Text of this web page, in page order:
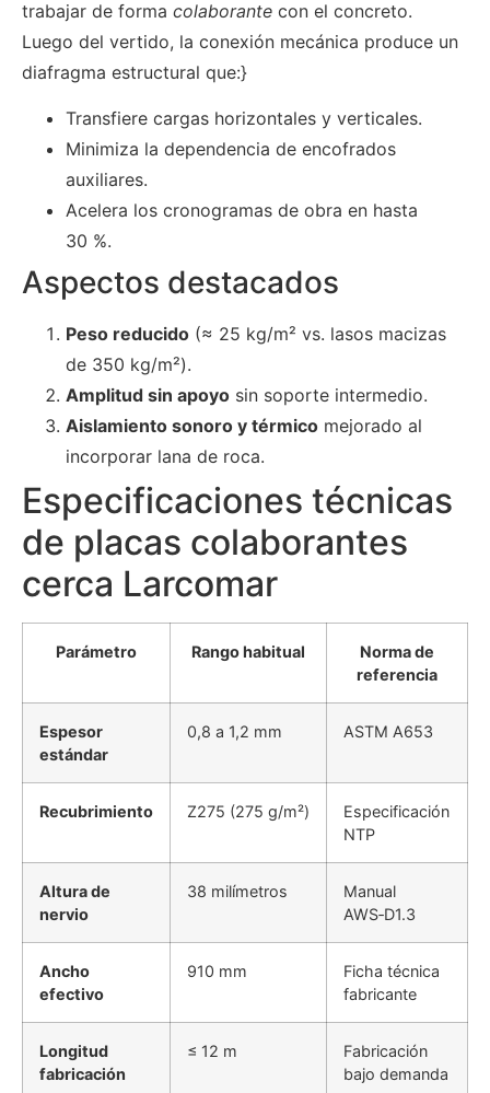
trabajar de forma colaborante con el concreto.
Luego del vertido, la conexión mecánica produce un
diafragma estructural que:}
Transfiere cargas horizontales y verticales.
Minimiza la dependencia de encofrados
auxiliares.
Acelera los cronogramas de obra en hasta
30 %.
Aspectos destacados
Peso reducido (≈ 25 kg/m² vs. lasos macizas
de 350 kg/m²).
Amplitud sin apoyo sin soporte intermedio.
Aislamiento sonoro y térmico mejorado al
incorporar lana de roca.
Especificaciones técnicas
de placas colaborantes
cerca Larcomar
Parámetro Rango habitual
Norma de
referencia
Espesor
estándar
0,8 a 1,2 mm ASTM A653
Recubrimiento Z275 (275 g/m²)
Especificación
NTP
Altura de
nervio
38 milímetros
Manual
AWS‑D1.3
Ancho
efectivo
910 mm
Ficha técnica
fabricante
Longitud
fabricación
≤ 12 m
Fabricación
bajo demanda